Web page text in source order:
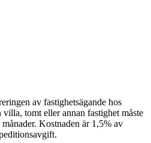
av fastighetsägande hos
tomt eller annan fastighet måste
Kostnaden är 1,5% av